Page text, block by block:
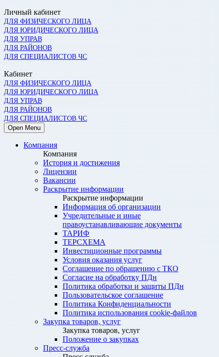
Личный кабинет
ДЛЯ ФИЗИЧЕСКОГО ЛИЦА
ДЛЯ ЮРИДИЧЕСКОГО ЛИЦА
ДЛЯ УПРАВ
ДЛЯ РАЙОНОВ
ДЛЯ СПЕЦИАЛИСТОВ ЧС
Кабинет
ДЛЯ ФИЗИЧЕСКОГО ЛИЦА
ДЛЯ ЮРИДИЧЕСКОГО ЛИЦА
ДЛЯ УПРАВ
ДЛЯ РАЙОНОВ
ДЛЯ СПЕЦИАЛИСТОВ ЧС
Open Menu
Компания
Компания
История и достижения
Лицензии
Вакансии
Раскрытие информации
Раскрытие информации
Информация об организации
Учредительные и иные
правоустанавливающие документы
ТАРИФ
ТЕРСХЕМА
Инвестиционные программы
Условия оказания услуг
Соглашение по обращению с ТКО
Согласие на обработку ПДн
Политика обработки и защиты ПДн
Пользовательское соглашение
Политика Конфиденциальности
Политика использования cookie-файлов
Закупка товаров, услуг
Закупка товаров, услуг
Положение о закупках
Пресс-служба